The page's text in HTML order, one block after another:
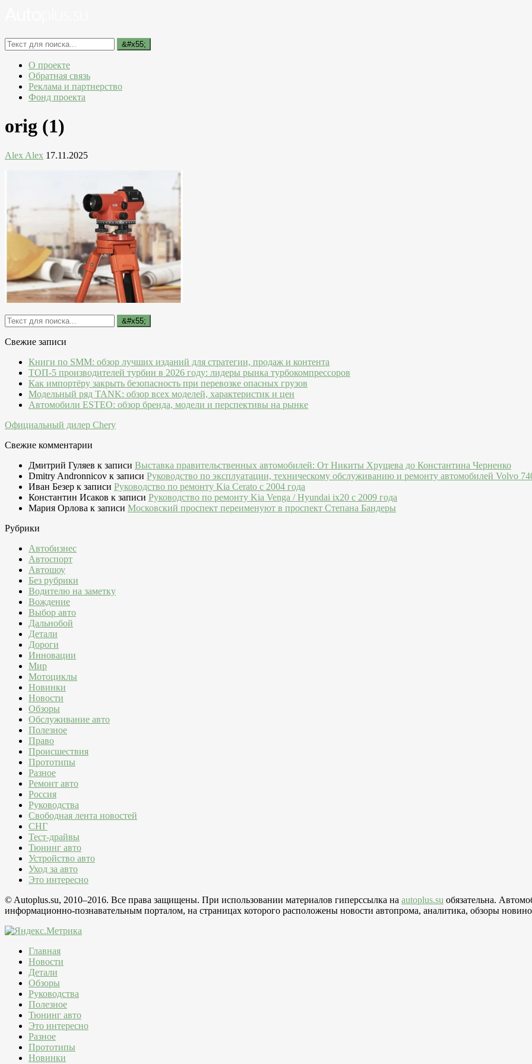
О проекте
Обратная связь
Реклама и партнерство
Фонд проекта
orig (1)
Alex Alex 17.11.2025
Свежие записи
Книги по SMM: обзор лучших изданий для стратегии, продаж и контента
ТОП-5 производителей турбин в 2026 году: лидеры рынка турбокомпрессоров
Как импортёру закрыть безопасность при перевозке опасных грузов
Модельный ряд TANK: обзор всех моделей, характеристик и цен
Автомобили ESTEO: обзор бренда, модели и перспективы на рынке
Официальный дилер Chery
Свежие комментарии
Дмитрий Гуляев к записи Выставка правительственных автомобилей: От Никиты Хрущева до Константина Черненко
Dmitry Andronnicov к записи Руководство по эксплуатации, техническому обслуживанию и ремонту автомобилей Volvo
Иван Безер к записи Руководство по ремонту Kia Cerato c 2004 года
Константин Исаков к записи Руководство по ремонту Kia Venga / Hyundai ix20 c 2009 года
Мария Орлова к записи Московский проспект переименуют в проспект Степана Бандеры
Рубрики
Автобизнес
Автоспорт
Автошоу
Без рубрики
Водителю на заметку
Вождение
Выбор авто
Дальнобой
Детали
Дороги
Инновации
Мир
Мотоциклы
Новинки
Новости
Обзоры
Обслуживание авто
Полезное
Право
Происшествия
Прототипы
Разное
Ремонт авто
Россия
Руководства
Свободная лента новостей
СНГ
Тест-драйвы
Тюнинг авто
Устройство авто
Уход за авто
Это интересно
© Autoplus.su, 2010–2016. Все права защищены. При использовании материалов гиперссылка на autoplus.su обязательна.
информационно-познавательным порталом, на страницах которого расположены новости автопрома, аналитика, обзоры
Главная
Новости
Детали
Обзоры
Руководства
Полезное
Тюнинг авто
Это интересно
Разное
Прототипы
Новинки